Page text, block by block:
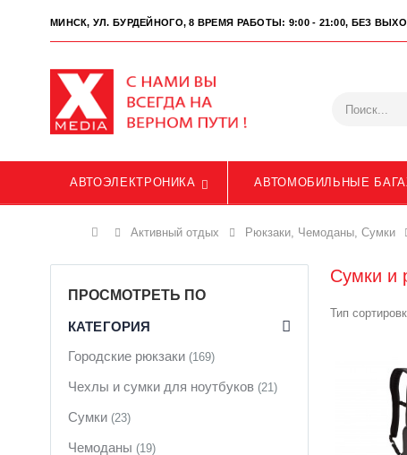
МИНСК, УЛ. БУРДЕЙНОГО, 8 ВРЕМЯ РАБОТЫ: 9:00 - 21:00, БЕЗ
АВТОЭЛЕКТРОНИКА АВТОМОБИЛЬНЫЕ
Главная
Активный отдых Рюкзаки, Чемоданы, Сумки
Сумки и
Тип
ПРОСМОТРЕТЬ ПО
КАТЕГОРИЯ
Городские рюкзаки (169)
Чехлы и сумки для ноутбуков (21)
Сумки (23)
Чемоданы (19)